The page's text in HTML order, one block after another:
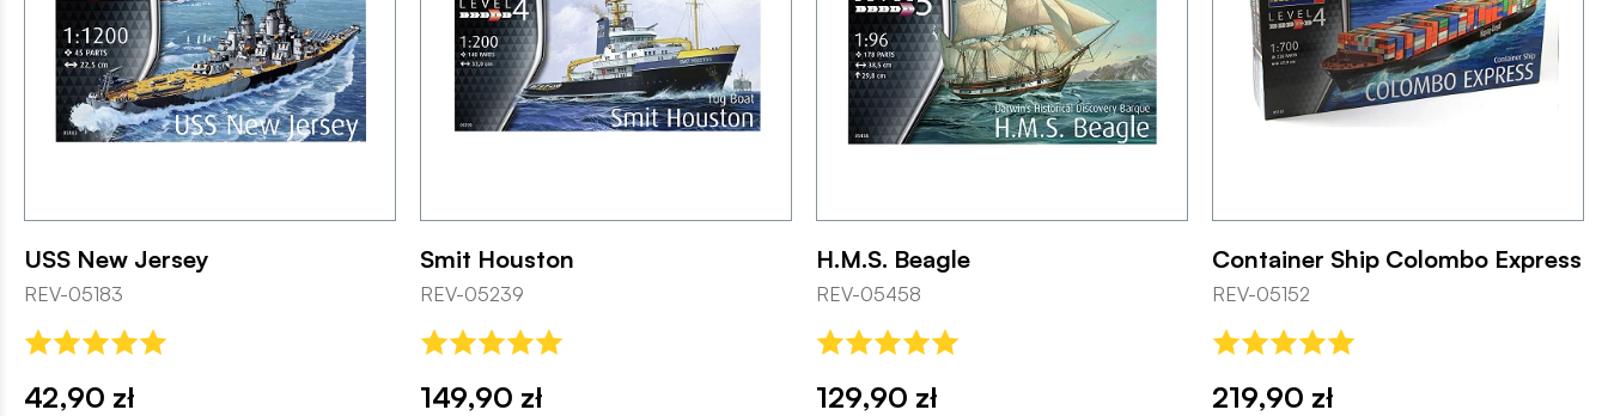
USS New Jersey
REV-05183
42,90 zł
Smit Houston
REV-05239
149,90 zł
H.M.S. Beagle
REV-05458
129,90 zł
Container Ship Colombo Express
REV-05152
219,90 zł